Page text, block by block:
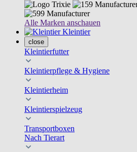
Alle Marken anschauen
Kleintier
close
Kleintierfutter
Kleintierpflege & Hygiene
Kleintierheim
Kleintierspielzeug
Transportboxen
Nach Tierart